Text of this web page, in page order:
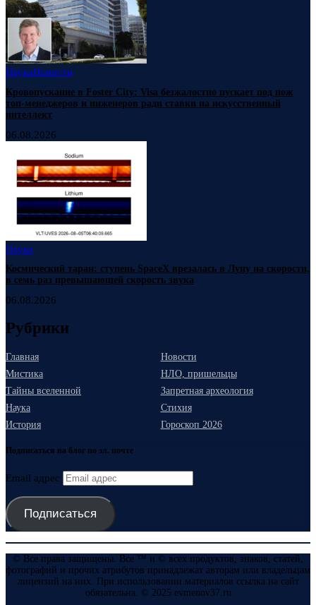
НаукаНовости
Кровопускание в Foster City: Visa безжалостно пускает под нож
топ-менеджеров и инженеров ради ставки на искусственный
интеллект
06.08.2026
Наука
Космический таран: ступень SpaceX врезалась в Луну на скорости,
в семь раз превышающей скорость звука
06.08.2026
Рубрики
Главная
Новости
Мистика
НЛО, пришельцы
Тайны вселенной
Запретная археология
Наука
Стихия
История
Гороскоп 2026
Подписаться на блог по эл. почте
Email адрес
Подписаться
© Все права защищены. Все ™ и © всех продуктов, знаков, статей,
фотографий и прочих атрибутов принадлежат авторам или владельцам
лицензий на них. При использовании материалов ссылка на сайт
обязательна. © 2025 evmenov37.ru